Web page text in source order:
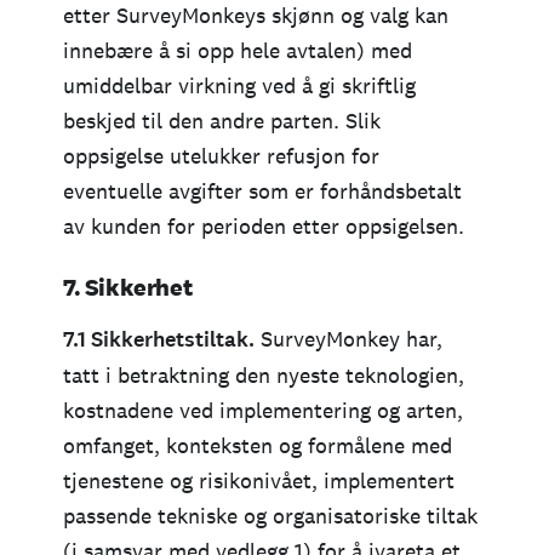
etter SurveyMonkeys skjønn og valg kan
innebære å si opp hele avtalen) med
umiddelbar virkning ved å gi skriftlig
beskjed til den andre parten. Slik
oppsigelse utelukker refusjon for
eventuelle avgifter som er forhåndsbetalt
av kunden for perioden etter oppsigelsen.
7. Sikkerhet
7.1 Sikkerhetstiltak. SurveyMonkey har,
tatt i betraktning den nyeste teknologien,
kostnadene ved implementering og arten,
omfanget, konteksten og formålene med
tjenestene og risikonivået, implementert
passende tekniske og organisatoriske tiltak